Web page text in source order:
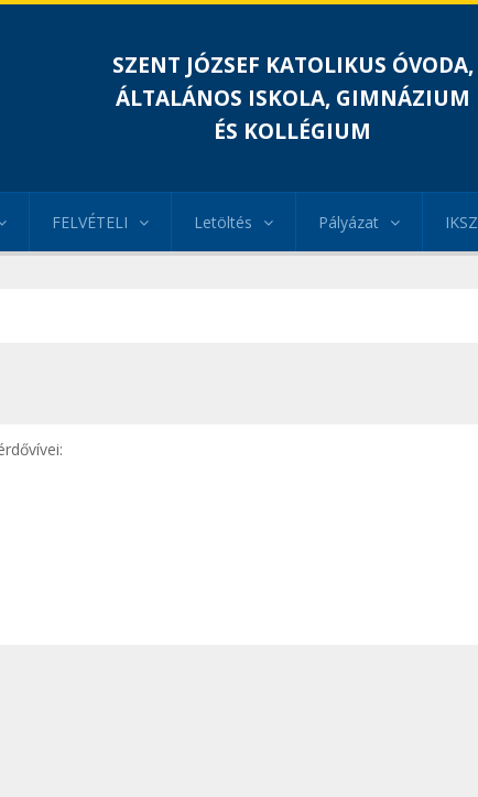
SZENT JÓZSEF KATOLIKUS ÓVODA,
ÁLTALÁNOS ISKOLA, GIMNÁZIUM
ÉS KOLLÉGIUM
FELVÉTELI Letöltés Pályázat IKSZ